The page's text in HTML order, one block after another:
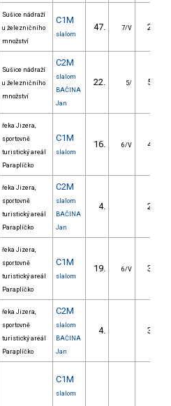
Sušice nádraží
u železničního
množství
C1M
slalom
47. 7/V 25.87
Sušice nádraží
u železničního
množství
C2M
slalom
BAČINA
Jan
22. 5/ 54.59
řeka Jizera,
sportovně
turistický areál
Paraplíčko
C1M
slalom
16. 6/V 42.70
řeka Jizera,
sportovně
turistický areál
Paraplíčko
C2M
slalom
BAČINA
Jan
4. 28.70
řeka Jizera,
sportovně
turistický areál
Paraplíčko
C1M
slalom
19. 6/V 39.30
řeka Jizera,
sportovně
turistický areál
Paraplíčko
C2M
slalom
BAČINA
Jan
4. 30.00
C1M
slalom